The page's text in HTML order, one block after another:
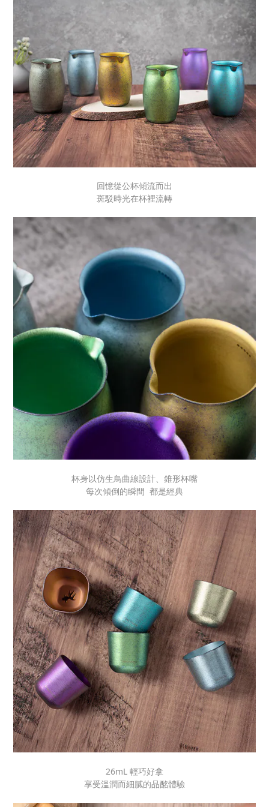
回憶從公杯傾流而出
斑駁時光在杯裡流轉
杯身以仿生鳥曲線設計、錐形杯嘴
每次傾倒的瞬間 都是經典
26mL 輕巧好拿
享受溫潤而細膩的品酩體驗